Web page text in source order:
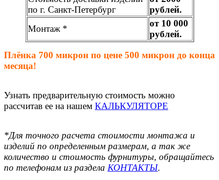
по г. Санкт-Петербург
рублей.
Монтаж *
от 10 000
рублей.
Плёнка 700 микрон по цене 500 микрон до конца
месяца!
Узнать предварительную стоимость можно
рассчитав ее на нашем КАЛЬКУЛЯТОРЕ
*Для точного расчета стоимости монтажа и
изделий по определенным размерам, а так же
количество и стоимость фурнитуры, обращайтесь
по телефонам из раздела КОНТАКТЫ.